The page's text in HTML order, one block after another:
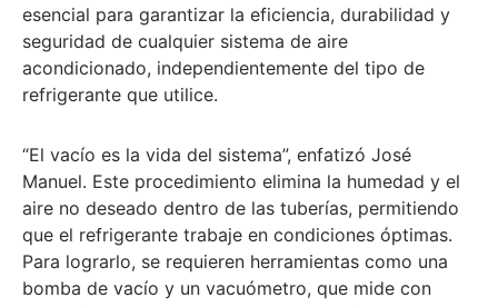
esencial para garantizar la eficiencia, durabilidad y
seguridad de cualquier sistema de aire
acondicionado, independientemente del tipo de
refrigerante que utilice.
“El vacío es la vida del sistema”, enfatizó José
Manuel. Este procedimiento elimina la humedad y el
aire no deseado dentro de las tuberías, permitiendo
que el refrigerante trabaje en condiciones óptimas.
Para lograrlo, se requieren herramientas como una
bomba de vacío y un vacuómetro, que mide con